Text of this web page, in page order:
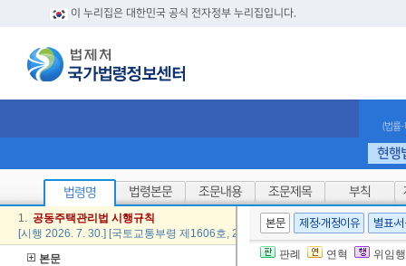
이 누리집은 대한민국 공식 전자정부 누리집입니다.
(법률
현행
법령명 법령본문 조문내용 조문제목 부칙
1. 공동주택관리법 시행규칙
[시행 2026. 7. 30.] [국토교통부령 제1606호, 2026. 7. 30., 일부개정]
본문
본문 제정·개정이유 별표·
판례 연혁 위임